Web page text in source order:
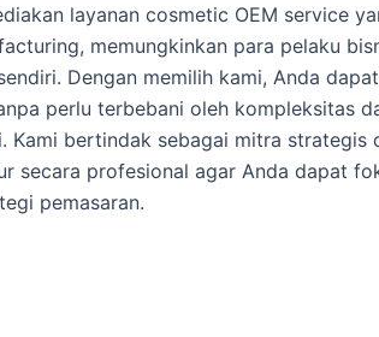
layanan cosmetic OEM service
memungkinkan para pelaku
Dengan memilih kami, Anda
perlu terbebani oleh kompleksitas
Kami bertindak sebagai mitra strategis
secara profesional agar Anda dapat
pemasaran.